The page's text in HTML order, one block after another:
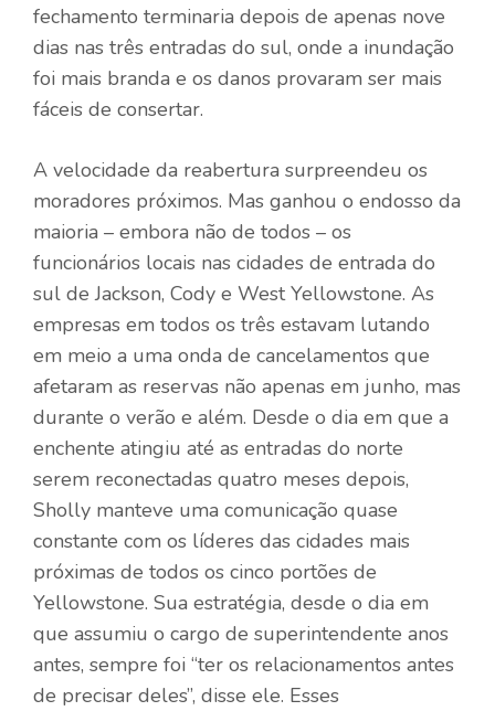
fechamento terminaria depois de apenas nove
dias nas três entradas do sul, onde a inundação
foi mais branda e os danos provaram ser mais
fáceis de consertar.
A velocidade da reabertura surpreendeu os
moradores próximos. Mas ganhou o endosso da
maioria – embora não de todos – os
funcionários locais nas cidades de entrada do
sul de Jackson, Cody e West Yellowstone. As
empresas em todos os três estavam lutando
em meio a uma onda de cancelamentos que
afetaram as reservas não apenas em junho, mas
durante o verão e além. Desde o dia em que a
enchente atingiu até as entradas do norte
serem reconectadas quatro meses depois,
Sholly manteve uma comunicação quase
constante com os líderes das cidades mais
próximas de todos os cinco portões de
Yellowstone. Sua estratégia, desde o dia em
que assumiu o cargo de superintendente anos
antes, sempre foi “ter os relacionamentos antes
de precisar deles”, disse ele. Esses